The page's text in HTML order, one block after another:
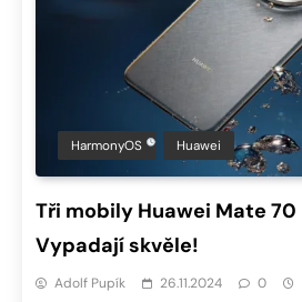
HarmonyOS Huawei
Tři mobily Huawei Mate
Vypadají skvěle!
Adolf Pupík 26.11.2024 0